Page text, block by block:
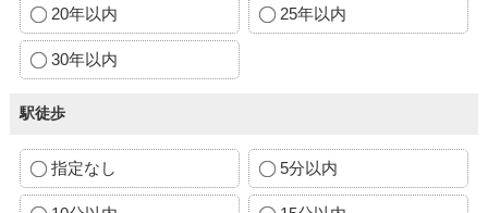
20年以内 25年以内
30年以内
駅徒歩
指定なし 5分以内